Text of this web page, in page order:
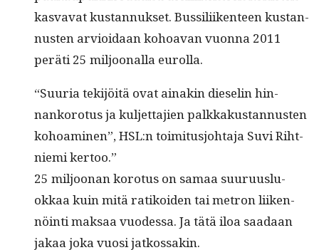
kas­va­vat kus­tan­nuk­set. Bus­sili­iken­teen kus­tan­
nusten arvioidaan kohoa­van vuon­na 2011
peräti 25 miljoon­al­la eurolla.
“Suuria tek­i­jöitä ovat ainakin dieselin hin­
nanko­ro­tus ja kul­jet­ta­jien palkkakus­tan­nusten
kohoami­nen”, HSL:n toim­i­tusjo­hta­ja Suvi Riht­
nie­mi kertoo.”
25 miljoo­nan koro­tus on samaa suu­ru­us­lu­
okkaa kuin mitä ratikoiden tai metron liiken­
nöin­ti mak­saa vuodessa. Ja tätä iloa saadaan
jakaa joka vuosi jatkossakin.